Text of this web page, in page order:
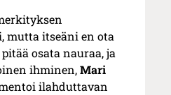
mutta itseäni en ota
osata nauraa, ja
ihminen,Mari
ilahduttavan